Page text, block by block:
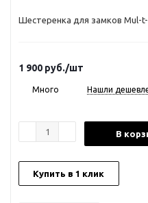
Шестеренка для замков Mul-t-
1 900 руб./шт
Много Нашли
В
Купить в 1 клик